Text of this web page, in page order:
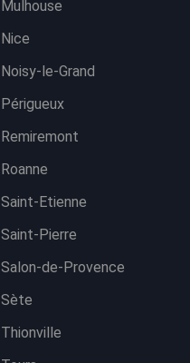
Mulhouse
Nice
Noisy-le-Grand
Périgueux
Remiremont
Roanne
Saint-Etienne
Saint-Pierre
Salon-de-Provence
Sète
Thionville